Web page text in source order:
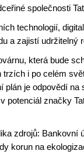
společnosti
technologií,
a zajistí udržitelný
která bude
i po celém
plán je odpovědí
značky
zdrojů: Bankovní
korun na